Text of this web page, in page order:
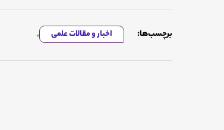
برچسب‌ها: اخبار و مقالات علمی ,